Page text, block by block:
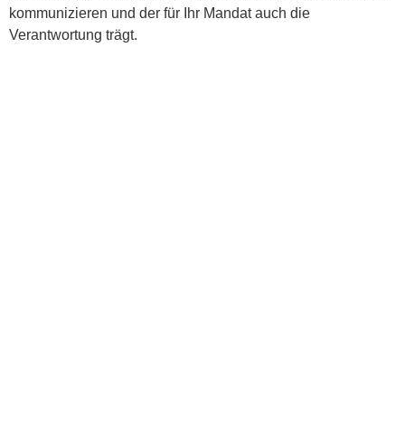
kommunizieren und der für Ihr Mandat auch die
Verantwortung trägt.